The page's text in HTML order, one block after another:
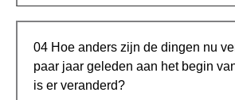
04 Hoe anders zijn de dingen nu
paar jaar geleden aan het begin
is er veranderd?